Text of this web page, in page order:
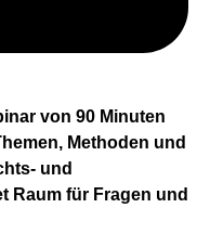
von 90 Minuten
Methoden und
und
Raum für Fragen und